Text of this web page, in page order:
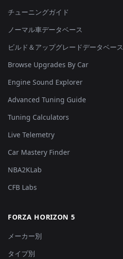
チューニングガイド
ノーマル車データベース
ビルド＆アップグレードデータベース
Browse Upgrades By Car
Engine Sound Explorer
Advanced Tuning Guide
Tuning Calculators
Live Telemetry
Car Mastery Finder
NBA2KLab
CFB Labs
FORZA HORIZON 5
メーカー別
タイプ別